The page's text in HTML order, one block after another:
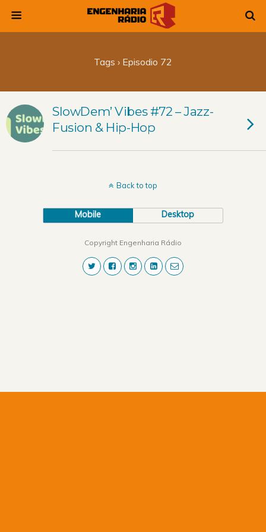
Tags › Episodio 72
SlowDem’ Vibes #72 – Jazz-
Fusion & Hip-Hop
Back to top
Mobile Desktop
Copyright Engenharia Rádio